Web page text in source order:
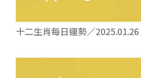
十二生肖每日運勢／2025.01.26